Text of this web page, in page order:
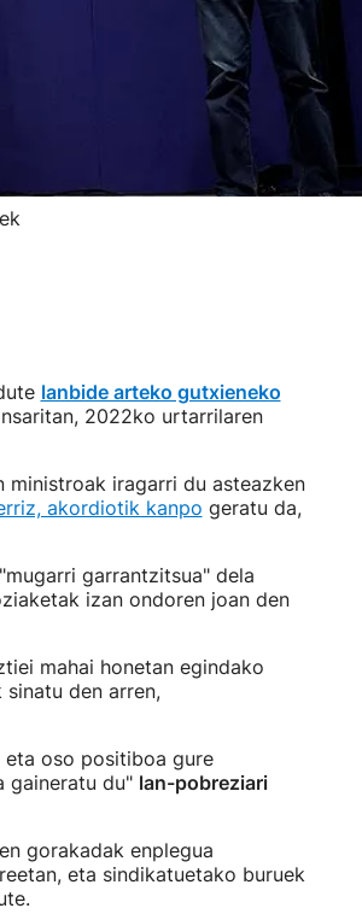
lanbide arteko gutxieneko
2022ko urtarrilaren
ministroak iragarri du asteazken
akordiotik kanpo geratu da,
garrantzitsua" dela
izan ondoren joan den
mahai honetan egindako
den arren,
oso positiboa gure
gaineratu du" lan-pobreziari
gorakadak enplegua
eta sindikatuetako buruek